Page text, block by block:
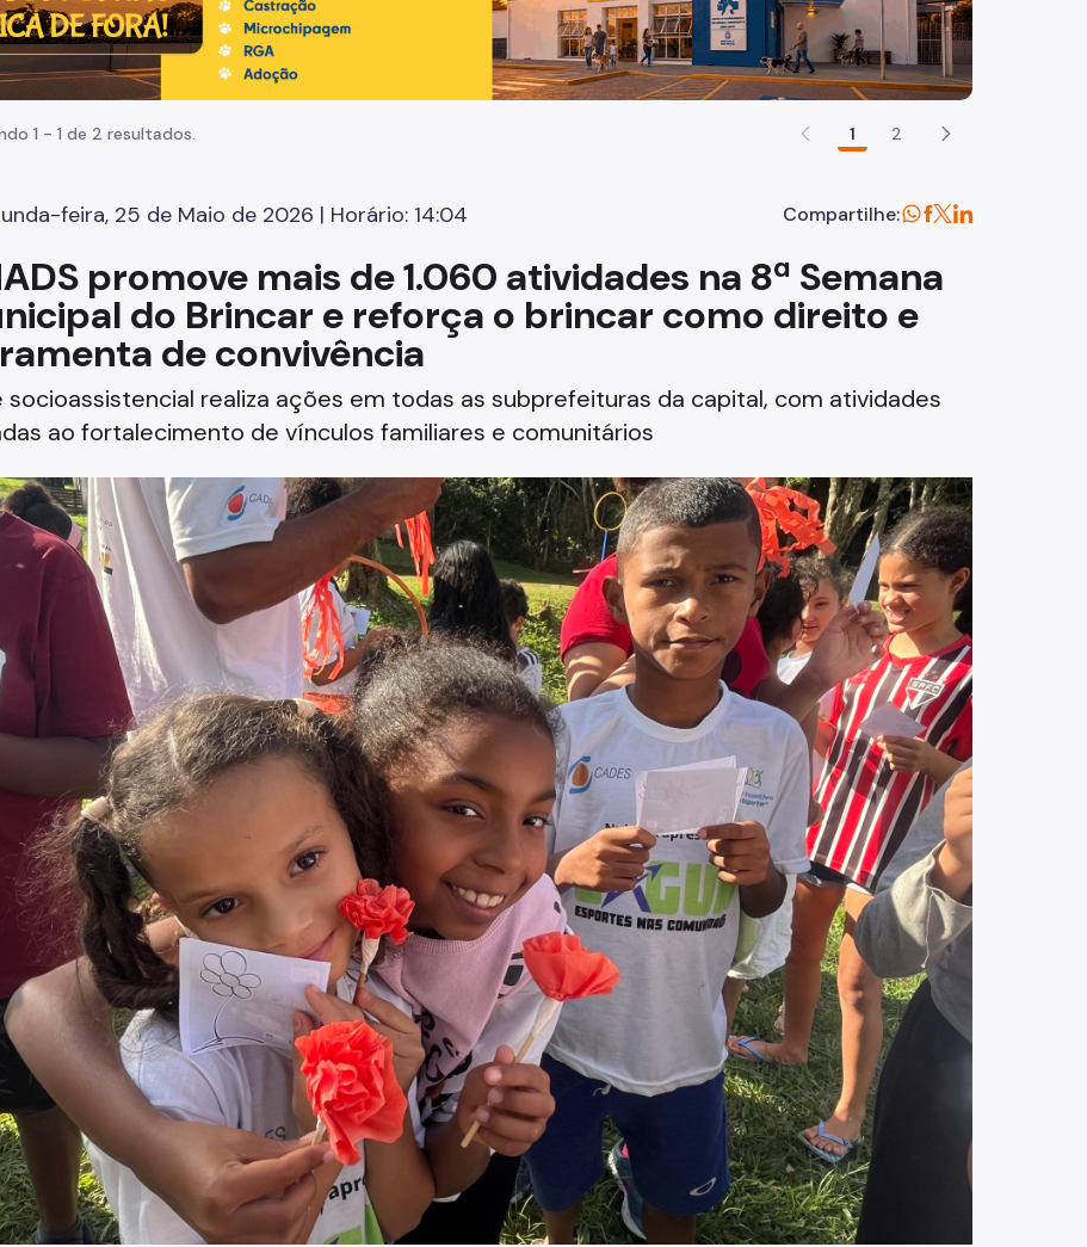
1 - 1 de 2 resultados. 1 2
feira, 25 de Maio de 2026 | Horário: 14:04 Compartilhe:
promove mais de 1.060 atividades na 8ª Semana
do Brincar e reforça o brincar como direito e
de convivência
socioassistencial realiza ações em todas as subprefeituras da capital, com atividades
ao fortalecimento de vínculos familiares e comunitários